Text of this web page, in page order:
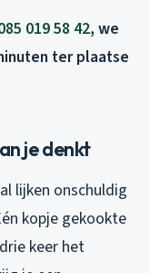
019 58 42, we
ter plaatse
je denkt
lijken onschuldig
kopje gekookte
keer het